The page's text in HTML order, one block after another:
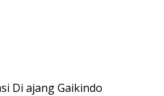
Di ajang Gaikindo